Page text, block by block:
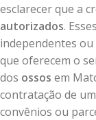
esclarecer que a
autorizados.
independentes
que oferecem o
dos ossos em
contratação de
convênios ou